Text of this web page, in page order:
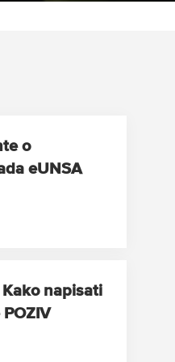
o
eUNSA
napisati